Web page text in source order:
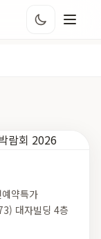
약특가
대자빌딩 4층